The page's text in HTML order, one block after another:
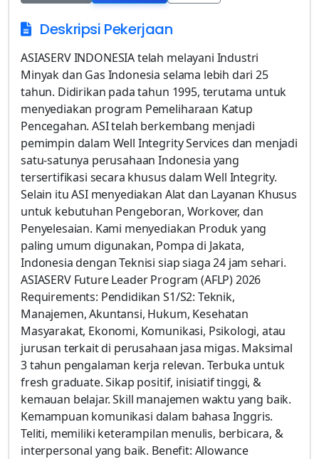
Deskripsi Pekerjaan
ASIASERV INDONESIA telah melayani Industri
Minyak dan Gas Indonesia selama lebih dari 25
tahun. Didirikan pada tahun 1995, terutama untuk
menyediakan program Pemeliharaan Katup
Pencegahan. ASI telah berkembang menjadi
pemimpin dalam Well Integrity Services dan menjadi
satu-satunya perusahaan Indonesia yang
tersertifikasi secara khusus dalam Well Integrity.
Selain itu ASI menyediakan Alat dan Layanan Khusus
untuk kebutuhan Pengeboran, Workover, dan
Penyelesaian. Kami menyediakan Produk yang
paling umum digunakan, Pompa di Jakata,
Indonesia dengan Teknisi siap siaga 24 jam sehari.
ASIASERV Future Leader Program (AFLP) 2026
Requirements: Pendidikan S1/S2: Teknik,
Manajemen, Akuntansi, Hukum, Kesehatan
Masyarakat, Ekonomi, Komunikasi, Psikologi, atau
jurusan terkait di perusahaan jasa migas. Maksimal
3 tahun pengalaman kerja relevan. Terbuka untuk
fresh graduate. Sikap positif, inisiatif tinggi, &
kemauan belajar. Skill manajemen waktu yang baik.
Kemampuan komunikasi dalam bahasa Inggris.
Teliti, memiliki keterampilan menulis, berbicara, &
interpersonal yang baik. Benefit: Allowance